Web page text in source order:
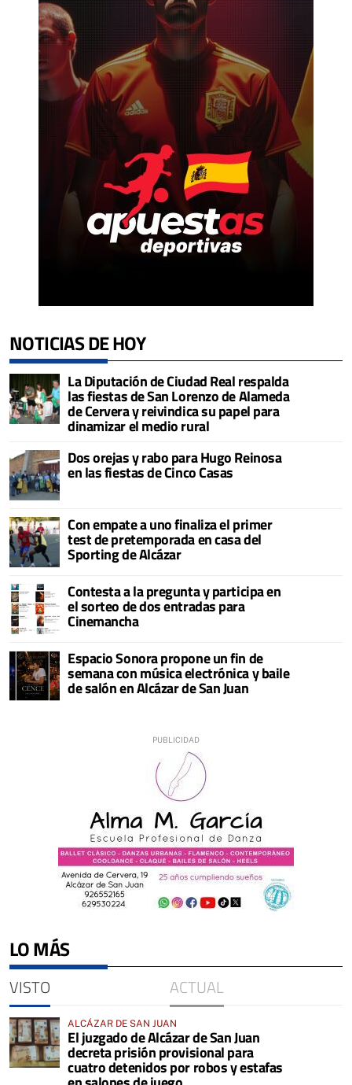
NOTICIAS DE HOY
La Diputación de Ciudad Real respalda
las fiestas de San Lorenzo de Alameda
de Cervera y reivindica su papel para
dinamizar el medio rural
Dos orejas y rabo para Hugo Reinosa
en las fiestas de Cinco Casas
Con empate a uno finaliza el primer
test de pretemporada en casa del
Sporting de Alcázar
Contesta a la pregunta y participa en
el sorteo de dos entradas para
Cinemancha
Espacio Sonora propone un fin de
semana con música electrónica y baile
de salón en Alcázar de San Juan
LO MÁS
VISTO ACTUAL
ALCÁZAR DE SAN JUAN
El juzgado de Alcázar de San Juan
decreta prisión provisional para
cuatro detenidos por robos y estafas